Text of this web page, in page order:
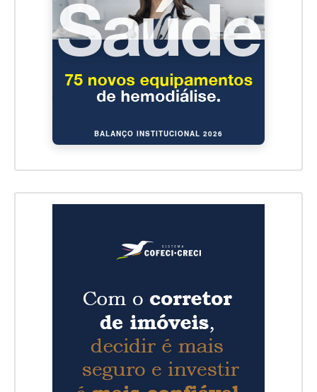
BALANÇO INSTITUCIONAL 2026